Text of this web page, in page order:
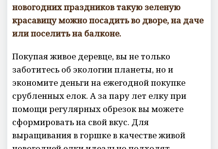
новогодних праздников такую зеленую
красавицу можно посадить во дворе, на даче
или поселить на балконе.
Покупая живое деревце, вы не только
заботитесь об экологии планеты, но и
экономите деньги на ежегодной покупке
срубленных елок. А за пару лет елку при
помощи регулярных обрезок вы можете
сформировать на свой вкус. Для
выращивания в горшке в качестве живой